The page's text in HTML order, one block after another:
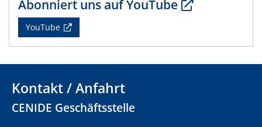
CENIDE Mitgliederversammlung
22.05.2024
29.05.2024
Physikalisches Kolloquium
Abonniert uns auf YouTube
YouTube
Kontakt / Anfahrt
CENIDE Geschäftsstelle